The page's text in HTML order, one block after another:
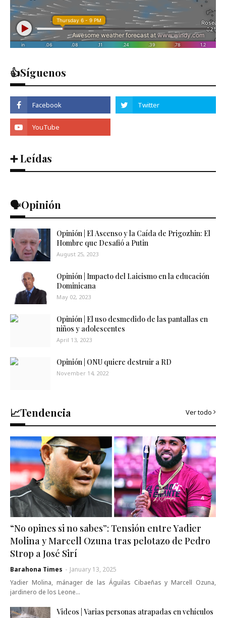
👍Síguenos
➕ Leídas
🗣️Opinión
Opinión | El Ascenso y la Caída de Prigozhin: El
Hombre que Desafió a Putin
August 25, 2023
Opinión | Impacto del Laicismo en la educación
Dominicana
May 02, 2023
Opinión | El uso desmedido de las pantallas en
niños y adolescentes
April 13, 2023
Opinión | ONU quiere destruir a RD
November 14, 2022
📈Tendencia Ver todo
“No opines si no sabes”: Tensión entre Yadier
Molina y Marcell Ozuna tras pelotazo de Pedro
Strop a José Sirí
Barahona Times - January 13, 2025
Yadier Molina, mánager de las Águilas Cibaeñas y Marcell Ozuna,
jardinero de los Leone…
Videos | Varias personas atrapadas en vehículos